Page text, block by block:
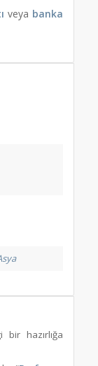
veya banka
hazırlığa